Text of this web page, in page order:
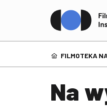
FILMOTEKA
Na